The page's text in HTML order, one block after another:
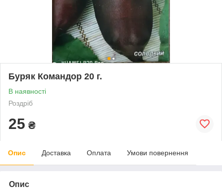
Буряк Командор 20 г.
В наявності
Роздріб
25 ₴
Опис Доставка Оплата Умови повернення
Опис